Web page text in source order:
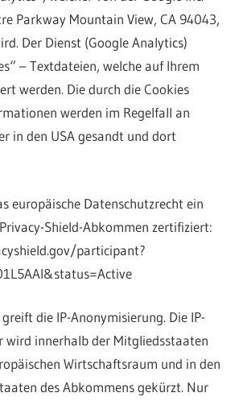
Parkway Mountain View, CA 94043,
Der Dienst (Google Analytics)
– Textdateien, welche auf Ihrem
werden. Die durch die Cookies
werden im Regelfall an
in den USA gesandt und dort
europäische Datenschutzrecht ein
Shield-Abkommen zertifiziert:
participant?
die IP-Anonymisierung. Die IP-
wird innerhalb der Mitgliedsstaaten
Wirtschaftsraum und in den
des Abkommens gekürzt. Nur